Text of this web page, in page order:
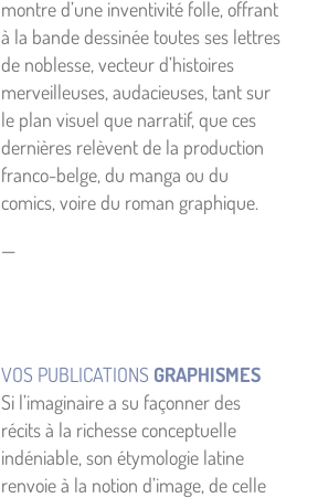
montre d’une inventivité folle, offrant
à la bande dessinée toutes ses lettres
de noblesse, vecteur d’histoires
merveilleuses, audacieuses, tant sur
le plan visuel que narratif, que ces
dernières relèvent de la production
franco-belge, du manga ou du
comics, voire du roman graphique.
—
VOS PUBLICATIONS GRAPHISMES
Si l’imaginaire a su façonner des
récits à la richesse conceptuelle
indéniable, son étymologie latine
renvoie à la notion d’image, de celle